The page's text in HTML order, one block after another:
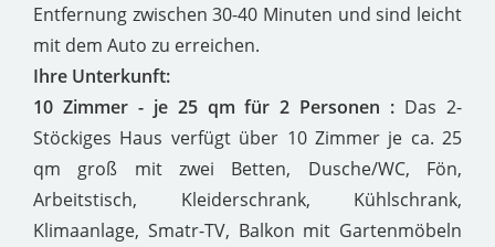
Entfernung zwischen 30-40 Minuten und sind leicht
mit dem Auto zu erreichen.
Ihre Unterkunft:
10 Zimmer - je 25 qm für 2 Personen : Das 2-
Stöckiges Haus verfügt über 10 Zimmer je ca. 25
qm groß mit zwei Betten, Dusche/WC, Fön,
Arbeitstisch, Kleiderschrank, Kühlschrank,
Klimaanlage, Smatr-TV, Balkon mit Gartenmöbeln